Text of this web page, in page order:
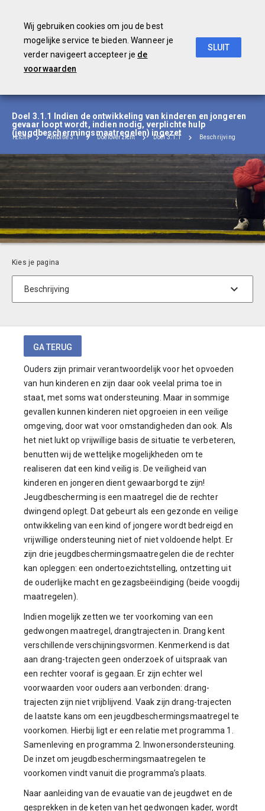
Begroting 2019
Doel 3.1.1 Indien de ontwikkeling van kinderen en jongeren
gevaar loopt wordt, indien nodig, verplichte hulp
(jeugdbeschermingsmaatregelen) ingezet
Ambitie 3.1 Doeloverzicht Doel 3.1.1 Beschrijving
Ouders zijn primair verantwoordelijk voor het opvoeden
van hun kinderen en zijn daar ook veelal prima toe in
staat, met soms wat ondersteuning. Maar in sommige
gevallen kunnen kinderen niet opgroeien in een veilige
omgeving, door wat voor omstandigheden dan ook. Als
het niet lukt op vrijwillige basis de situatie te verbeteren,
benutten wij de wettelijke mogelijkheden om te
realiseren dat een kind veilig is. De veiligheid van
kinderen en jongeren dient gewaarborgd te zijn!
Jeugdbescherming is een maatregel die de rechter
dwingend oplegt. Dat gebeurt als een gezonde en veilige
ontwikkeling van een kind of jongere wordt bedreigd en
vrijwillige ondersteuning niet of niet voldoende helpt. Er
zijn drie jeugdbeschermingsmaatregelen die de rechter
kan opleggen: een ondertoezichtstelling, ontzetting uit
de ouderlijke macht en gezagsbeëindiging (beide voogdij
maatregelen).
Indien mogelijk zetten we ter voorkoming van een
gedwongen maatregel, drangtrajecten in. Drang kent
verschillende verschijningsvormen. Kenmerkend is dat
aan drang-trajecten geen onderzoek of uitspraak van
een rechter vooraf is gegaan. Er zijn echter wel
voorwaarden voor ouders aan verbonden: drang-
trajecten zijn niet vrijblijvend. Vaak zijn drang-trajecten
de laatste kans om een jeugdbeschermingsmaatregel te
voorkomen. Hierbij ligt er een relatie met programma 1.
Samenleving en programma 2. Inwonersondersteuning.
De inzet om jeugdbeschermingsmaatregelen te
voorkomen vindt vanuit die programma’s plaats.
Naar aanleiding van de evauatie van de jeugdwet en de
gesprekken in de keten van het gedwongen kader, wordt
Wij gebruiken cookies om jou de best
mogelijke service te bieden. Wanneer je
verder navigeert accepteer je de
voorwaarden
SLUIT